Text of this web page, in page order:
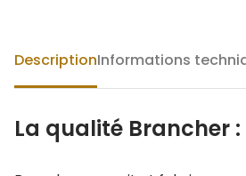
DescriptionInformations
La qualité Brancher :